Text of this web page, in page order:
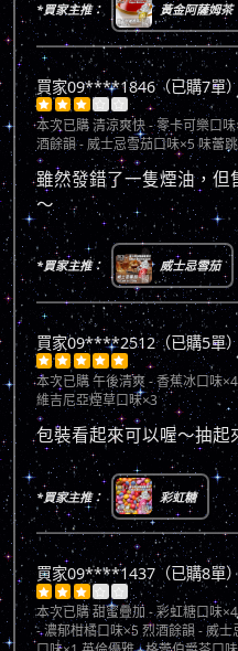
*買家主推： 黃金阿薩姆茶
買家09****1846（已購7單）
    
本次已購清涼爽快 - 零卡可樂口
酒餘韻 - 威士忌雪茄口味×5 味蕾
雖然發錯了一隻煙油，
～
*買家主推： 威士忌雪茄
買家09****2512（已購5單）
    
本次已購午後清爽 - 香蕉冰口味
維吉尼亞煙草口味×3
包裝看起來可以喔～抽起
*買家主推： 彩虹糖
買家09****1437（已購8單）
    
本次已購甜蜜疊加 - 彩虹糖口味
- 濃郁柑橘口味×5 烈酒餘韻 - 威